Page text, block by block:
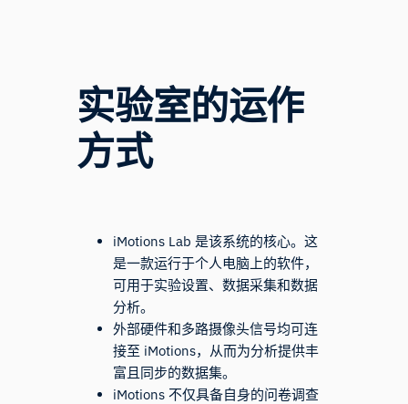
实验室的运作
方式
iMotions Lab 是该系统的核心。这
是一款运行于个人电脑上的软件，
可用于实验设置、数据采集和数据
分析。
外部硬件和多路摄像头信号均可连
接至 iMotions，从而为分析提供丰
富且同步的数据集。
iMotions 不仅具备自身的问卷调查